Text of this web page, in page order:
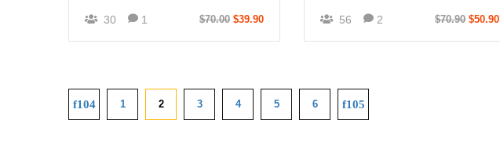
30 1 $70.00$39.90 56 2 $70.90$50.90
1 2 3 4 5 6